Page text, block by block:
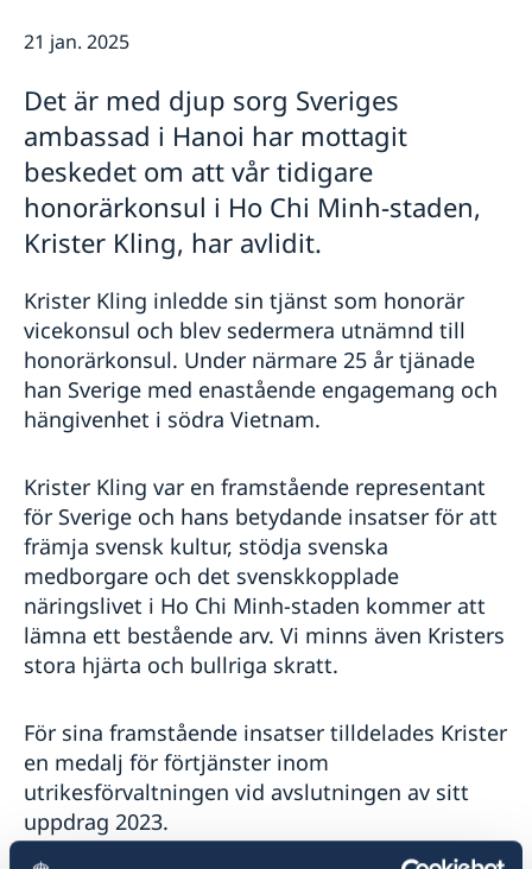
Team Sweden
Så kan du få stöd
Svenska företag i Vietnam
Anmäl handelshinder
Nyheter
21 jan. 2025
Det är med djup sorg Sveriges
ambassad i Hanoi har mottagit
beskedet om att vår tidigare
honorärkonsul i Ho Chi Minh-staden,
Krister Kling, har avlidit.
Krister Kling inledde sin tjänst som honorär
vicekonsul och blev sedermera utnämnd till
honorärkonsul. Under närmare 25 år tjänade
han Sverige med enastående engagemang och
hängivenhet i södra Vietnam.
Krister Kling var en framstående representant
för Sverige och hans betydande insatser för att
främja svensk kultur, stödja svenska
medborgare och det svenskkopplade
näringslivet i Ho Chi Minh-staden kommer att
lämna ett bestående arv. Vi minns även Kristers
stora hjärta och bullriga skratt.
För sina framstående insatser tilldelades Krister
en medalj för förtjänster inom
utrikesförvaltningen vid avslutningen av sitt
uppdrag 2023.